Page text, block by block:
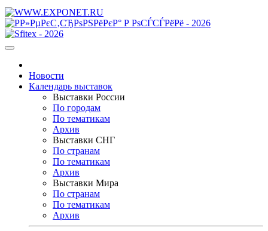
Новости
Календарь выставок
Выставки России
По городам
По тематикам
Архив
Выставки СНГ
По странам
По тематикам
Архив
Выставки Мира
По странам
По тематикам
Архив